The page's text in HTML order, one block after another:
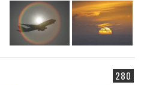
280